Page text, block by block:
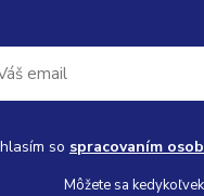
so spracovaním
Môžete sa